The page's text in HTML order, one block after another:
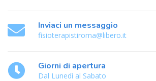
Inviaci un messaggio
fisioterapistiroma@libero.it
Giorni di apertura
Dal Lunedì al Sabato